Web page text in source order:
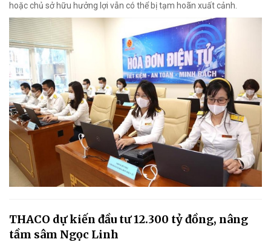
hoặc chủ sở hữu hưởng lợi vẫn có thể bị tạm hoãn xuất cảnh.
THACO dự kiến đầu tư 12.300 tỷ đồng, nâng
tầm sâm Ngọc Linh